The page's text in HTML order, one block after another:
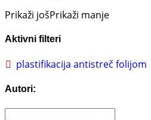
Prikaži jošPrikaži manje
Aktivni filteri
plastifikacija antistreč folijom
Autori: